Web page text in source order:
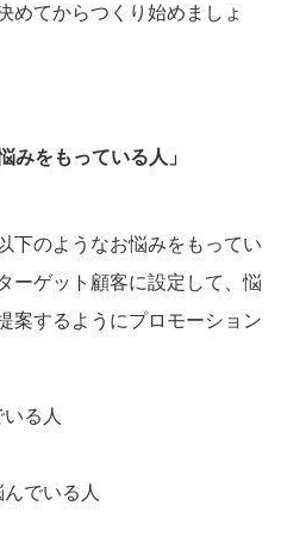
めてからつくり始めましょ
みをもっている人」
下のようなお悩みをもってい
ーゲット顧客に設定して、悩
案するようにプロモーション
る人
でいる人